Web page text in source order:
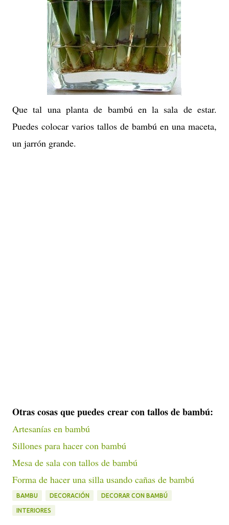
Que tal una planta de bambú en la sala de estar.
Puedes colocar varios tallos de bambú en una maceta,
un jarrón grande.
Otras cosas que puedes crear con tallos de bambú:
Artesanías en bambú
Sillones para hacer con bambú
Mesa de sala con tallos de bambú
Forma de hacer una silla usando cañas de bambú
BAMBU DECORACIÓN DECORAR CON BAMBÚ
INTERIORES